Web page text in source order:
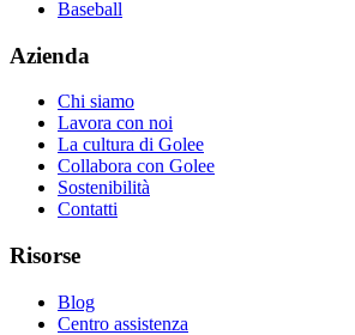
Baseball
Azienda
Chi siamo
Lavora con noi
La cultura di Golee
Collabora con Golee
Sostenibilità
Contatti
Risorse
Blog
Centro assistenza